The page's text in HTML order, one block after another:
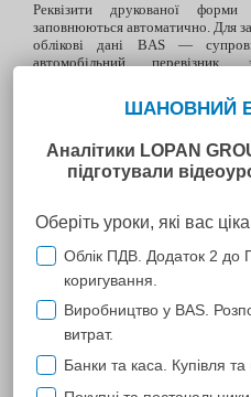
Реквізити друкованої
заповнюються автоматично. Для
облікові дані BAS —
автомобільний перевізник,
палива в дорожньому листі
Зручні довідники та
Програма зберігає дані про
Обирайте потрібні дані, щоб